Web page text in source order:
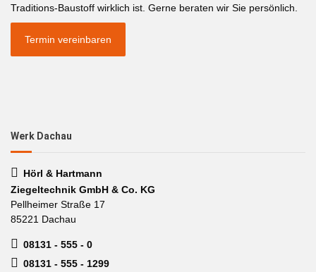
Traditions-Baustoff wirklich ist. Gerne beraten wir Sie persönlich.
Termin vereinbaren
Werk Dachau
Hörl & Hartmann
Ziegeltechnik GmbH & Co. KG
Pellheimer Straße 17
85221 Dachau
08131 - 555 - 0
08131 - 555 - 1299